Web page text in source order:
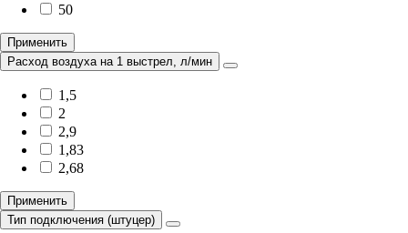
50
Применить
Расход воздуха на 1 выстрел, л/мин
1,5
2
2,9
1,83
2,68
Применить
Тип подключения (штуцер)